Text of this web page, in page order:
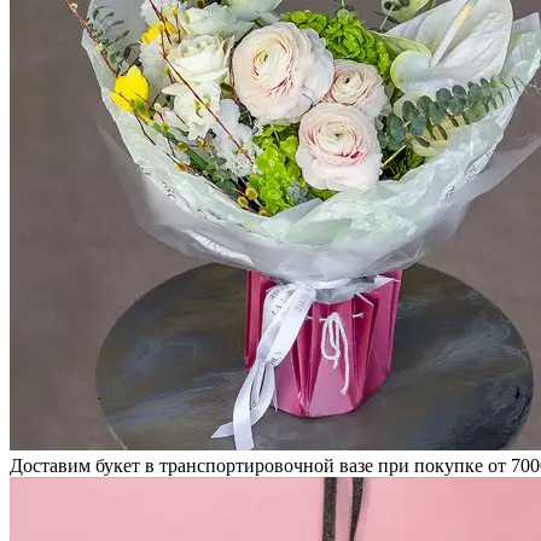
Доставим букет в транспортировочной вазе при покупке от